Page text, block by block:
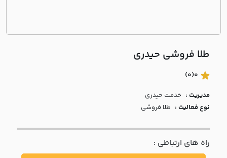
درباره
با ما
مقالات
اخبار
پرسش
طلا فروشی حيدري
0
(0)
مدیریت : خدمت حيدري
نوع فعالیت : طلا فروشی
راه های ارتباطی :